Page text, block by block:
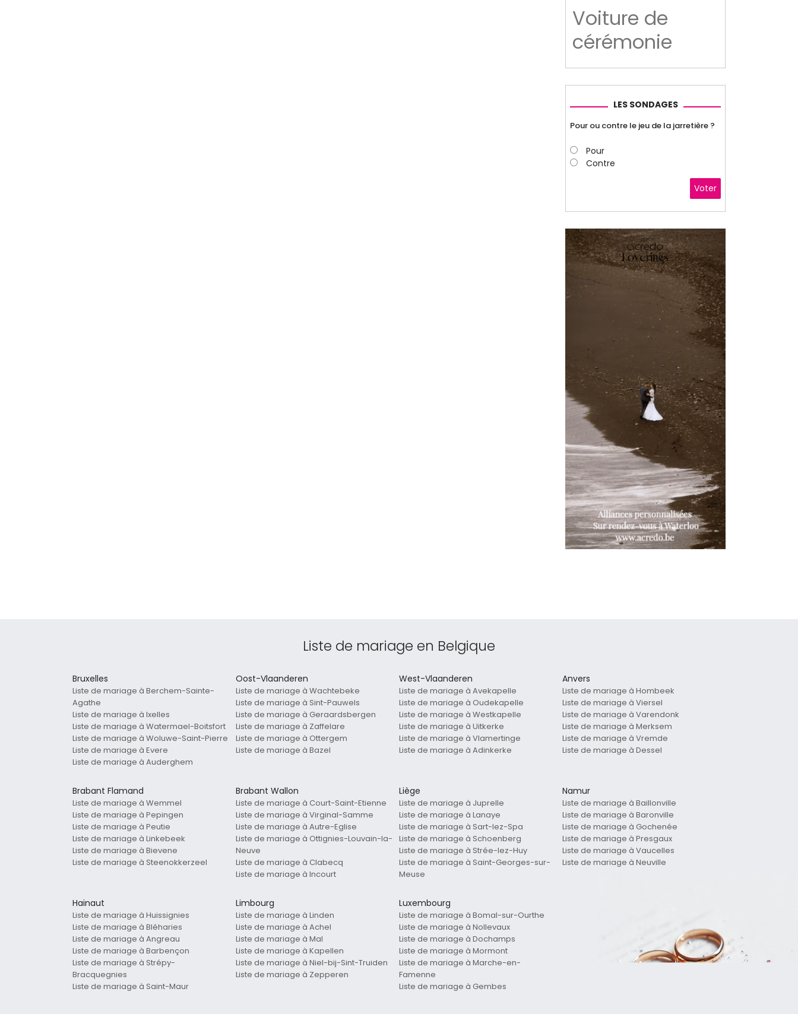
Voiture de
cérémonie
LES SONDAGES
Pour ou contre le jeu de la jarretière ?
Pour
Contre
Voter
Liste de mariage en Belgique
Bruxelles
Liste de mariage à Berchem-Sainte-
Agathe
Liste de mariage à Ixelles
Liste de mariage à Watermael-Boitsfort
Liste de mariage à Woluwe-Saint-Pierre
Liste de mariage à Evere
Liste de mariage à Auderghem
Oost-Vlaanderen
Liste de mariage à Wachtebeke
Liste de mariage à Sint-Pauwels
Liste de mariage à Geraardsbergen
Liste de mariage à Zaffelare
Liste de mariage à Ottergem
Liste de mariage à Bazel
West-Vlaanderen
Liste de mariage à Avekapelle
Liste de mariage à Oudekapelle
Liste de mariage à Westkapelle
Liste de mariage à Uitkerke
Liste de mariage à Vlamertinge
Liste de mariage à Adinkerke
Anvers
Liste de mariage à Hombeek
Liste de mariage à Viersel
Liste de mariage à Varendonk
Liste de mariage à Merksem
Liste de mariage à Vremde
Liste de mariage à Dessel
Brabant Flamand
Liste de mariage à Wemmel
Liste de mariage à Pepingen
Liste de mariage à Peutie
Liste de mariage à Linkebeek
Liste de mariage à Bievene
Liste de mariage à Steenokkerzeel
Brabant Wallon
Liste de mariage à Court-Saint-Etienne
Liste de mariage à Virginal-Samme
Liste de mariage à Autre-Eglise
Liste de mariage à Ottignies-Louvain-la-
Neuve
Liste de mariage à Clabecq
Liste de mariage à Incourt
Liège
Liste de mariage à Juprelle
Liste de mariage à Lanaye
Liste de mariage à Sart-lez-Spa
Liste de mariage à Schoenberg
Liste de mariage à Strée-lez-Huy
Liste de mariage à Saint-Georges-sur-
Meuse
Namur
Liste de mariage à Baillonville
Liste de mariage à Baronville
Liste de mariage à Gochenée
Liste de mariage à Presgaux
Liste de mariage à Vaucelles
Liste de mariage à Neuville
Hainaut
Liste de mariage à Huissignies
Liste de mariage à Bléharies
Liste de mariage à Angreau
Liste de mariage à Barbençon
Liste de mariage à Strépy-
Bracquegnies
Liste de mariage à Saint-Maur
Limbourg
Liste de mariage à Linden
Liste de mariage à Achel
Liste de mariage à Mal
Liste de mariage à Kapellen
Liste de mariage à Niel-bij-Sint-Truiden
Liste de mariage à Zepperen
Luxembourg
Liste de mariage à Bomal-sur-Ourthe
Liste de mariage à Nollevaux
Liste de mariage à Dochamps
Liste de mariage à Mormont
Liste de mariage à Marche-en-
Famenne
Liste de mariage à Gembes